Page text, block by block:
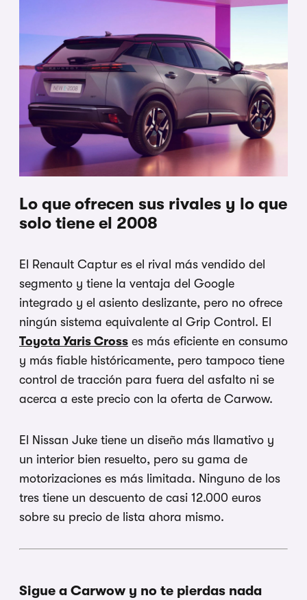
Lo que ofrecen sus rivales y lo que
solo tiene el 2008
El Renault Captur es el rival más vendido del
segmento y tiene la ventaja del Google
integrado y el asiento deslizante, pero no ofrece
ningún sistema equivalente al Grip Control. El
Toyota Yaris Cross es más eficiente en consumo
y más fiable históricamente, pero tampoco tiene
control de tracción para fuera del asfalto ni se
acerca a este precio con la oferta de Carwow.
El Nissan Juke tiene un diseño más llamativo y
un interior bien resuelto, pero su gama de
motorizaciones es más limitada. Ninguno de los
tres tiene un descuento de casi 12.000 euros
sobre su precio de lista ahora mismo.
Sigue a Carwow y no te pierdas nada